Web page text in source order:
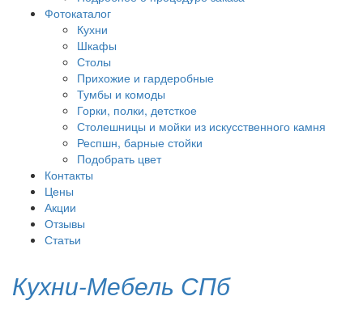
Фотокаталог
Кухни
Шкафы
Столы
Прихожие и гардеробные
Тумбы и комоды
Горки, полки, детсткое
Столешницы и мойки из искусственного камня
Респшн, барные стойки
Подобрать цвет
Контакты
Цены
Акции
Отзывы
Статьи
Кухни-Мебель СПб